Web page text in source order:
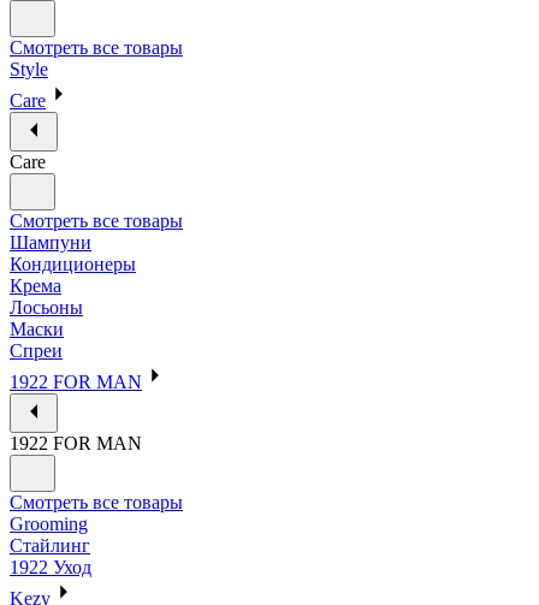
Смотреть все товары
Style
Care
Care
Смотреть все товары
Шампуни
Кондиционеры
Крема
Лосьоны
Маски
Спреи
1922 FOR MAN
1922 FOR MAN
Смотреть все товары
Grooming
Стайлинг
1922 Уход
Kezy